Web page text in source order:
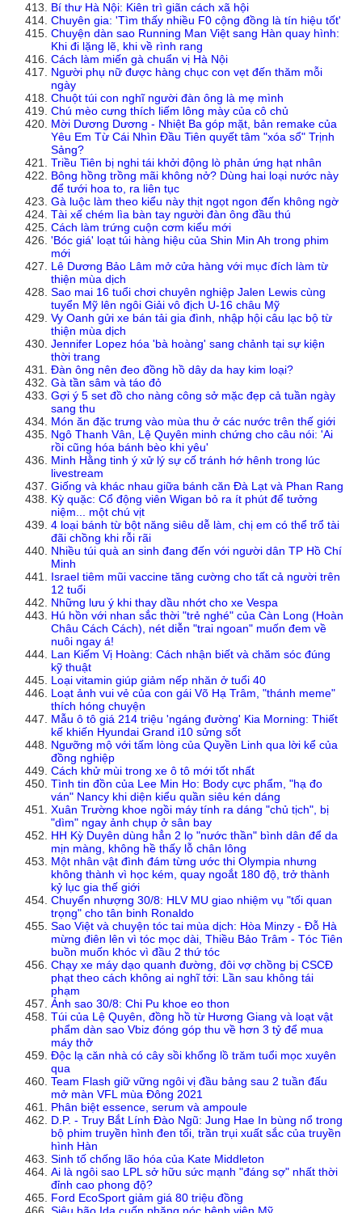
Bí thư Hà Nội: Kiên trì giãn cách xã hội
Chuyên gia: 'Tìm thấy nhiều F0 cộng đồng là tín hiệu tốt'
Chuyện dàn sao Running Man Việt sang Hàn quay hình:
Khi đi lặng lẽ, khi về rình rang
Cách làm miến gà chuẩn vị Hà Nội
Người phụ nữ được hàng chục con vẹt đến thăm mỗi
ngày
Chuột túi con nghĩ người đàn ông là mẹ mình
Chú mèo cưng thích liếm lông mày của cô chủ
Mời Dương Dương - Nhiệt Ba góp mặt, bản remake của
Yêu Em Từ Cái Nhìn Đầu Tiên quyết tâm "xóa sổ" Trịnh
Sảng?
Triều Tiên bị nghi tái khởi động lò phản ứng hạt nhân
Bông hồng trồng mãi không nở? Dùng hai loại nước này
để tưới hoa to, ra liên tục
Gà luộc làm theo kiểu này thịt ngọt ngon đến không ngờ
Tài xế chém lìa bàn tay người đàn ông đầu thú
Cách làm trứng cuộn cơm kiểu mới
'Bóc giá' loạt túi hàng hiệu của Shin Min Ah trong phim
mới
Lê Dương Bảo Lâm mở cửa hàng với mục đích làm từ
thiện mùa dịch
Sao mai 16 tuổi chơi chuyên nghiệp Jalen Lewis cùng
tuyển Mỹ lên ngôi Giải vô địch U-16 châu Mỹ
Vy Oanh gửi xe bán tải gia đình, nhập hội câu lạc bộ từ
thiện mùa dịch
Jennifer Lopez hóa 'bà hoàng' sang chảnh tại sự kiện
thời trang
Đàn ông nên đeo đồng hồ dây da hay kim loại?
Gà tần sâm và táo đỏ
Gợi ý 5 set đồ cho nàng công sở mặc đẹp cả tuần ngày
sang thu
Món ăn đặc trưng vào mùa thu ở các nước trên thế giới
Ngô Thanh Vân, Lệ Quyên minh chứng cho câu nói: 'Ai
rồi cũng hóa bánh bèo khi yêu'
Minh Hằng tinh ý xử lý sự cố tránh hớ hênh trong lúc
livestream
Giống và khác nhau giữa bánh căn Đà Lạt và Phan Rang
Kỳ quặc: Cổ động viên Wigan bỏ ra ít phút để tưởng
niệm... một chú vịt
4 loại bánh từ bột năng siêu dễ làm, chị em có thể trổ tài
đãi chồng khi rỗi rãi
Nhiều túi quà an sinh đang đến với người dân TP Hồ Chí
Minh
Israel tiêm mũi vaccine tăng cường cho tất cả người trên
12 tuổi
Những lưu ý khi thay dầu nhớt cho xe Vespa
Hú hồn với nhan sắc thời "trẻ nghé" của Càn Long (Hoàn
Châu Cách Cách), nét diễn "trai ngoan" muốn đem về
nuôi ngay á!
Lan Kiếm Vị Hoàng: Cách nhận biết và chăm sóc đúng
kỹ thuật
Loại vitamin giúp giảm nếp nhăn ở tuổi 40
Loạt ảnh vui vẻ của con gái Võ Hạ Trâm, "thánh meme"
thích hóng chuyện
Mẫu ô tô giá 214 triệu 'ngáng đường' Kia Morning: Thiết
kế khiến Hyundai Grand i10 sửng sốt
Ngưỡng mộ với tấm lòng của Quyền Linh qua lời kể của
đồng nghiệp
Cách khử mùi trong xe ô tô mới tốt nhất
Tình tin đồn của Lee Min Ho: Body cực phẩm, "hạ đo
ván" Nancy khi diện kiểu quần siêu kén dáng
Xuân Trường khoe ngồi máy tính ra dáng "chủ tịch", bị
"dìm" ngay ảnh chụp ở sân bay
HH Kỳ Duyên dùng hẳn 2 lọ "nước thần" bình dân để da
mịn màng, không hề thấy lỗ chân lông
Một nhân vật đình đám từng ước thi Olympia nhưng
không thành vì học kém, quay ngoắt 180 độ, trở thành
kỷ lục gia thế giới
Chuyển nhượng 30/8: HLV MU giao nhiệm vụ "tối quan
trọng" cho tân binh Ronaldo
Sao Việt và chuyện tóc tai mùa dịch: Hòa Minzy - Đỗ Hà
mừng điên lên vì tóc mọc dài, Thiều Bảo Trâm - Tóc Tiên
buồn muốn khóc vì đầu 2 thứ tóc
Chạy xe máy dạo quanh đường, đôi vợ chồng bị CSCĐ
phạt theo cách không ai nghĩ tới: Lần sau không tái
phạm
Ảnh sao 30/8: Chi Pu khoe eo thon
Túi của Lệ Quyên, đồng hồ từ Hương Giang và loạt vật
phẩm dàn sao Vbiz đóng góp thu về hơn 3 tỷ để mua
máy thở
Độc lạ căn nhà có cây sồi khổng lồ trăm tuổi mọc xuyên
qua
Team Flash giữ vững ngôi vị đầu bảng sau 2 tuần đấu
mở màn VFL mùa Đông 2021
Phân biệt essence, serum và ampoule
D.P. - Truy Bắt Lính Đào Ngũ: Jung Hae In bùng nổ trong
bộ phim truyền hình đen tối, trần trụi xuất sắc của truyền
hình Hàn
Sinh tố chống lão hóa của Kate Middleton
Ai là ngôi sao LPL sở hữu sức mạnh "đáng sợ" nhất thời
đỉnh cao phong độ?
Ford EcoSport giảm giá 80 triệu đồng